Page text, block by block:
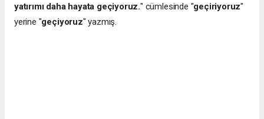
yatırımı daha hayata geçiyoruz." cümlesinde "geçiriyoruz"
yerine "geçiyoruz" yazmış.